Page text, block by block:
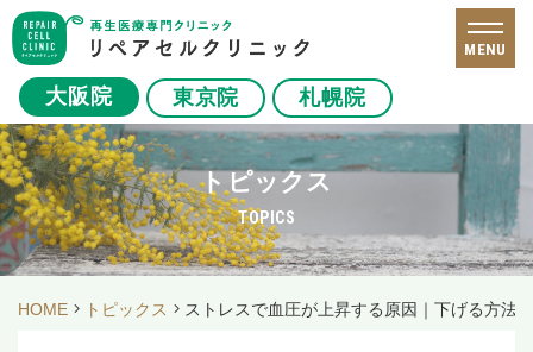
大阪院 東京院 札幌院
MENU
トピックス
TOPICS
HOME トピックス ストレスで血圧が上昇する原因｜下げる方法